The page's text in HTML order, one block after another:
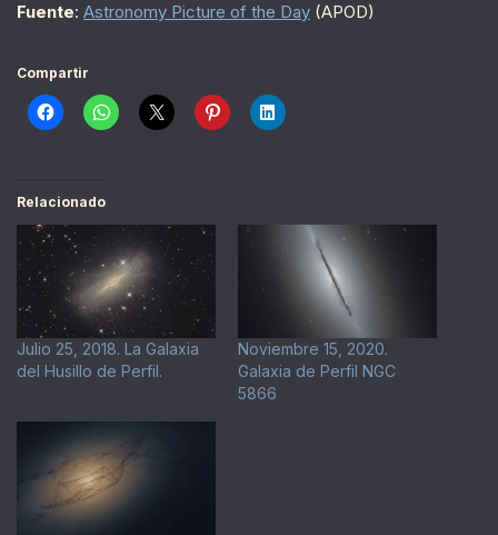
Fuente: Astronomy Picture of the Day (APOD)
Compartir
Relacionado
Julio 25, 2018. La Galaxia
del Husillo de Perfil.
Noviembre 15, 2020.
Galaxia de Perfil NGC
5866